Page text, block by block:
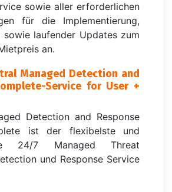
sowie aller erforderlichen
für die Implementierung,
sowie laufender Updates zum
an.
Managed Detection and
Service for User +
Detection and Response
ist der flexibelste und
24/7 Managed Threat
und Response Service